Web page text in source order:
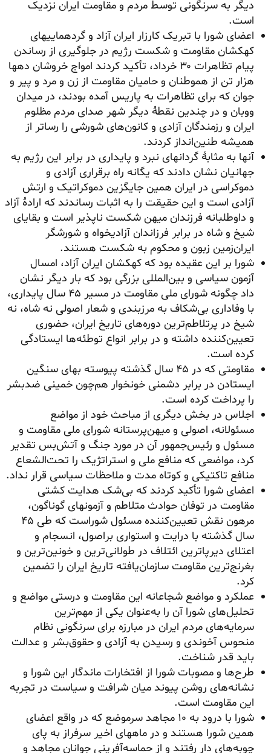
دیگر به سرنگونی توسط مردم و مقاومت ایران نزدیک
است.
اعضای شورا با تبریک کارزار ایران آزاد و گردهماییهای
کهکشان مقاومت و شکست رژیم در جلوگیری از رساندن
پیام تظاهرات ۳۰ خرداد، تأکید کردند امواج خروشان دهها
هزار تن از هموطنان و حامیان مقاومت از زن و مرد و پیر و
جوان که برای تظاهرات به پاریس آمده بودند، در میدان
ووبان و در چندین نقطهٔ دیگر شهر صدای مردم مظلوم
ایران و رزمندگان آزادی و کانون‌های شورشی را رساتر از
همیشه طنین‌انداز کردند.
آنها به مثابهٔ گردانهای نبرد و پایداری در برابر این رژیم به
جهانیان نشان دادند که یگانه راه برقراری آزادی و
دموکراسی در ایران همین جایگزین دموکراتیک و ارتش
آزادی است و این حقیقت را به اثبات رساندند که ارادهٔ آزاد
و داوطلبانه فرزندان میهن شکست ناپذیر است و بقایای
شیخ و شاه در برابر فرزاندان آزادیخواه و شورشگر
ایران‌زمین زبون و محکوم به شکست هستند.
شورا بر این عقیده بود که کهکشان ایران آزاد، امسال
آزمون سیاسی و بین‌المللی بزرگی بود که بار دیگر نشان
داد چگونه شورای ملی مقاومت در مسیر ۴۵ سال پایداری،
با وفاداری بی‌شکاف به مرزبندی و شعار اصولی نه شاه، نه
شیخ در پرتلاطم‌ترین دوره‌های تاریخ ایران، حضوری
تعیین‌کننده داشته و در برابر انواع توطئه‌ها ایستادگی
کرده است.
مقاومتی که در ۴۵ سال گذشته پیوسته بهای سنگین
ایستادن در برابر دشمنی خونخوار هم‌چون خمینی ضدبشر
را پرداخت کرده است.
اجلاس در بخش دیگری از مباحث خود از مواضع
مسئولانه، اصولی و میهن‌پرستانه شورای ملی مقاومت و
مسئول و رئیس‌جمهور آن در مورد جنگ و آتش‌بس تقدیر
کرد، مواضعی که منافع ملی و استراتژیک را تحت‌الشعاع
منافع تاکتیکی و کوتاه مدت و ملاحظات سیاسی قرار نداد.
اعضای شورا تأکید کردند که بی‌شک هدایت کشتی
مقاومت در توفان حوادث متلاطم و آزمونهای گوناگون،
مرهون نقش تعیین‌کننده مسئول شوراست که طی ۴۵
سال گذشته با درایت و استواری براصول، انسجام و
اعتلای دیرپاترین ائتلاف در طولانی‌ترین و خونین‌ترین و
بغرنج‌ترین مقاومت سازمان‌یافته تاریخ ایران را تضمین
کرد.
عملکرد و مواضع شجاعانه این مقاومت و درستی مواضع و
تحلیل‌های شورا آن را به‌عنوان یکی از مهم‌ترین
سرمایه‌های مردم ایران در مبارزه برای سرنگونی نظام
منحوس آخوندی و رسیدن به آزادی و حقوق‌بشر و عدالت
باید قدر شناخت.
طرح‌ها و مصوبات شورا از افتخارات ماندگار این شورا و
نشانه‌های روشن پیوند میان شرافت و سیاست در تجربه
این مقاومت است.
شورا با درود به ۱۰ مجاهد سرموضع که در واقع اعضای
همین شورا هستند و در ماههای اخیر سرفراز به پای
چوبه‌های دار رفتند و از حماسه‌آفرینی جوانان مجاهد و